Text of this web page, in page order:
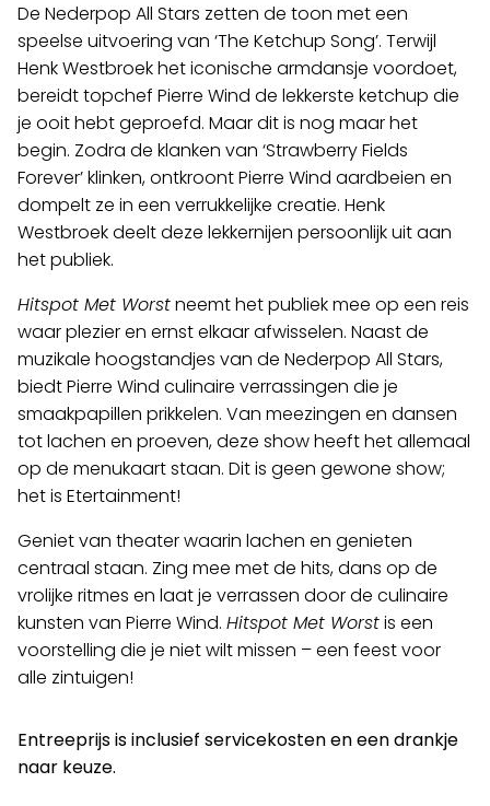
Huisgenoten
Contact
De Nederpop All Stars zetten de toon met een
speelse uitvoering van ‘The Ketchup Song’. Terwijl
Henk Westbroek het iconische armdansje voordoet,
bereidt topchef Pierre Wind de lekkerste ketchup die
je ooit hebt geproefd. Maar dit is nog maar het
begin. Zodra de klanken van ‘Strawberry Fields
Forever’ klinken, ontkroont Pierre Wind aardbeien en
dompelt ze in een verrukkelijke creatie. Henk
Westbroek deelt deze lekkernijen persoonlijk uit aan
het publiek.
Hitspot Met Worstneemt het publiek mee op een reis
waar plezier en ernst elkaar afwisselen. Naast de
muzikale hoogstandjes van de Nederpop All Stars,
biedt Pierre Wind culinaire verrassingen die je
smaakpapillen prikkelen. Van meezingen en dansen
tot lachen en proeven, deze show heeft het allemaal
op de menukaart staan. Dit is geen gewone show;
het is Etertainment!
Geniet van theater waarin lachen en genieten
centraal staan. Zing mee met de hits, dans op de
vrolijke ritmes en laat je verrassen door de culinaire
kunsten van Pierre Wind. Hitspot Met Worstis een
voorstelling die je niet wilt missen – een feest voor
alle zintuigen!
Entreeprijs is inclusief servicekosten en een drankje
naar keuze.